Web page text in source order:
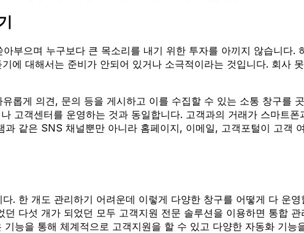
부으며 누구보다 큰 목소리를 내기 위한 투자를 아끼지 않습니다.
에 대해서는 준비가 안되어 있거나 소극적이라는 것입니다. 회사
롭게 의견, 문의 등을 게시하고 이를 수집할 수 있는 소통 창구를
고객센터를 운영하는 것과 동일합니다. 고객과의 거래가 스마트
같은 SNS 채널뿐만 아니라 홈페이지, 이메일, 고객포털이 고객
. 한 개도 관리하기 어려운데 이렇게 다양한 창구를 어떻게 다 운
다섯 개가 되었던 모두 고객지원 전문 솔루션을 이용하면 통합
능을 통해 체계적으로 고객지원을 할 수 있고 다양한 자동화 기능